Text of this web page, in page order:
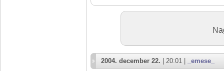
2004. december 22. | 20:01 | _emese_